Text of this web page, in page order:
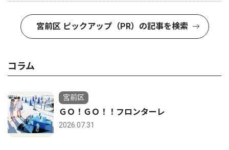
宮前区 ピックアップ（PR）の記事を検索
コラム
宮前区
ＧＯ！ＧＯ！！フロンターレ
2026.07.31